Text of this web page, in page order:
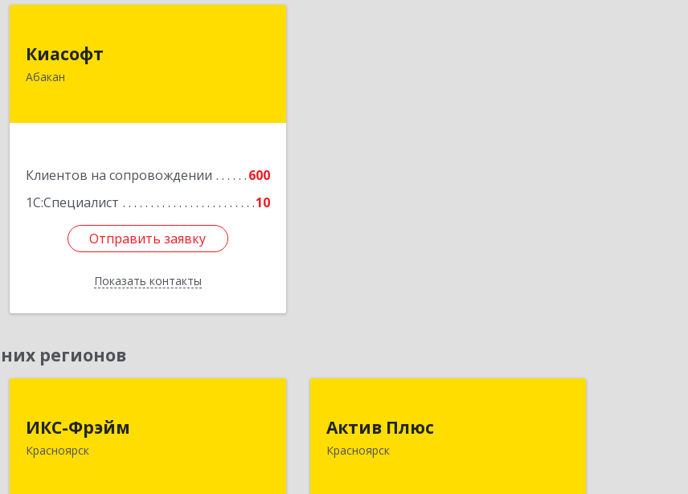
Киасофт
Абакан
Клиентов на сопровождении
600
1С:Специалист
10
Отправить заявку
Показать контакты
655017, Хакасия Респ, Абакан г, Ивана
Подробнее
Отправить заявку
Назад
регионов
ИКС-Фрэйм
Красноярск
Красноярск г, Батурина ул, дом № 32,
Актив Плюс
Красноярск
Красноярск г, Обороны ул, дом № 3,